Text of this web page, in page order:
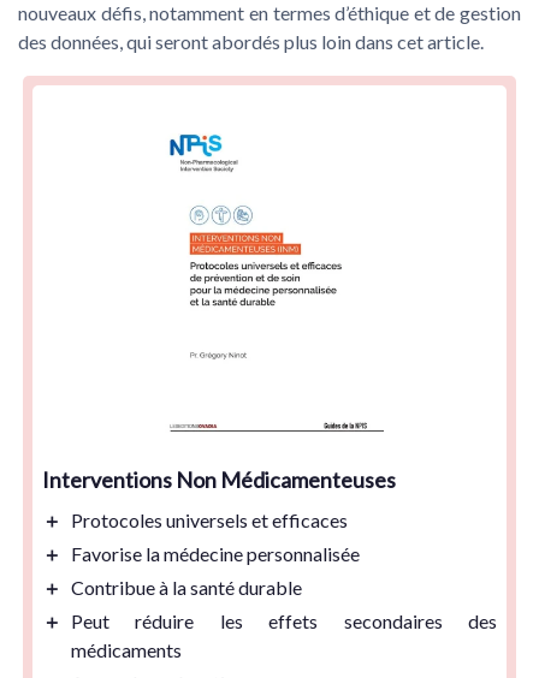
nouveaux défis, notamment en termes d’éthique et de gestion
des données, qui seront abordés plus loin dans cet article.
Interventions Non Médicamenteuses
＋
Protocoles universels et efficaces
＋
Favorise la médecine personnalisée
＋ Contribue à la santé durable
＋
Peut réduire les effets secondaires des
médicaments